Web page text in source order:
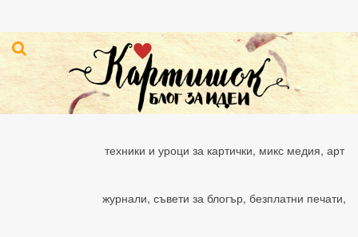
техники и уроци за картички, микс медия, арт
журнали, съвети за блогър, безплатни печати,